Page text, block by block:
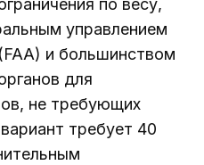
по весу,
управлением
и большинством
для
не требующих
требует 40